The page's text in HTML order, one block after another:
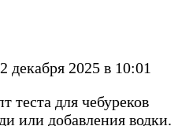
декабря 2025 в 10:01
теста для чебуреков
или добавления водки.